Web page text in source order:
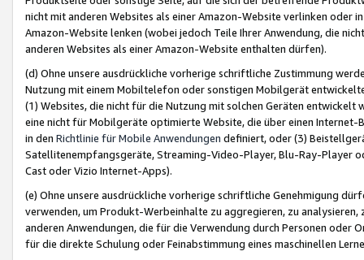
nicht mit anderen Websites als einer Amazon-Website verlinken oder
Amazon-Website lenken (wobei jedoch Teile Ihrer Anwendung, die
anderen Websites als einer Amazon-Website enthalten dürfen).
(d) Ohne unsere ausdrückliche vorherige schriftliche Zustimmung
Nutzung mit einem Mobiltelefon oder sonstigen Mobilgerät
(1) Websites, die nicht für die Nutzung mit solchen Geräten
eine nicht für Mobilgeräte optimierte Website, die über einen
in den Richtlinie für Mobile Anwendungen definiert, oder (3)
Satellitenempfangsgeräte, Streaming-Video-Player, Blu-Ray-Player
Cast oder Vizio Internet-Apps).
(e) Ohne unsere ausdrückliche vorherige schriftliche Genehmigung
verwenden, um Produkt-Werbeinhalte zu aggregieren, zu
anderen Anwendungen, die für die Verwendung durch Personen
für die direkte Schulung oder Feinabstimmung eines maschinellen